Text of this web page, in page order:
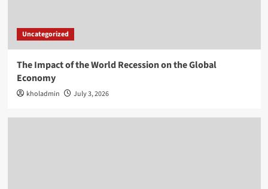
Uncategorized
The Impact of the World Recession on the Global
Economy
kholadmin July 3, 2026